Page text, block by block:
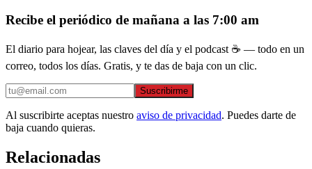
Recibe el periódico de mañana a las 7:00 am
El diario para hojear, las claves del día y el podcast ☕ — todo en un
correo, todos los días. Gratis, y te das de baja con un clic.
Suscribirme
Al suscribirte aceptas nuestro aviso de privacidad. Puedes darte de
baja cuando quieras.
Relacionadas